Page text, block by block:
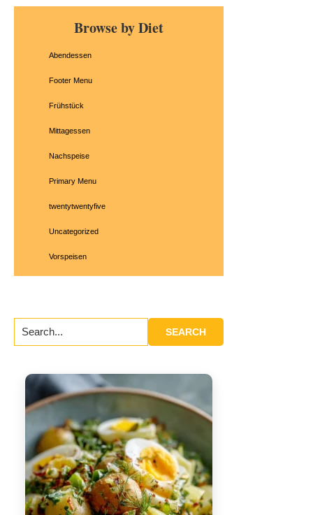
Primary
SidebarBrowse by Diet
Abendessen
Footer Menu
Frühstück
Mittagessen
Nachspeise
Primary Menu
twentytwentyfive
Uncategorized
Vorspeisen
Search...